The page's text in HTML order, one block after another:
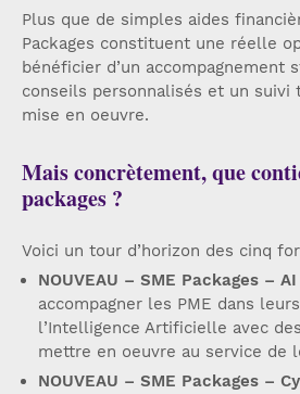
Plus que de simples aides
Packages constituent une réelle
bénéficier d’un accompagnement
conseils personnalisés et un suivi
mise en oeuvre.
Mais concrètement, que
packages ?
Voici un tour d’horizon des cinq
NOUVEAU – SME Packages – AI
accompagner les PME dans
l’Intelligence Artificielle avec
mettre en oeuvre au service de
NOUVEAU – SME Packages –